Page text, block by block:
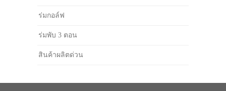
ร่มกอล์ฟ
ร่มพับ 3 ตอน
สินค้าผลิตด่วน